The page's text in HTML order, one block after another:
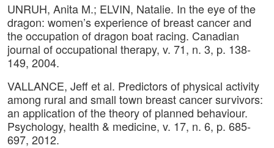
UNRUH, Anita M.; ELVIN, Natalie. In the eye of the
dragon: women’s experience of breast cancer and
the occupation of dragon boat racing. Canadian
journal of occupational therapy, v. 71, n. 3, p. 138-
149, 2004.
VALLANCE, Jeff et al. Predictors of physical activity
among rural and small town breast cancer survivors:
an application of the theory of planned behaviour.
Psychology, health & medicine, v. 17, n. 6, p. 685-
697, 2012.